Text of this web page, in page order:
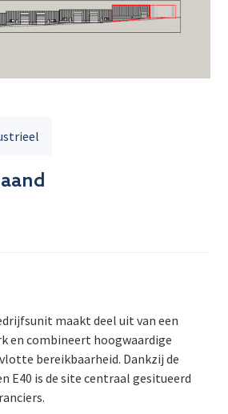
maakt deel uit van een
en combineert hoogwaardige
bereikbaarheid. Dankzij de
E40 is de site centraal gesitueerd